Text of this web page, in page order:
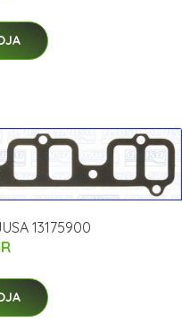
13175900